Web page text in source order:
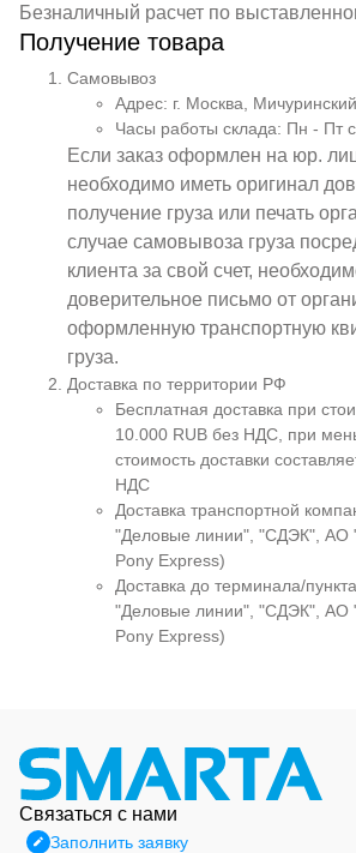
Безналичный расчет по
Получение товара
Самовывоз
Адрес: г. Москва,
Часы работы склада: Пн - Пт
Если заказ оформлен на юр.
необходимо иметь оригинал
получение груза или печать
случае самовывоза груза
клиента за свой счет,
доверительное письмо от
оформленную транспортную
груза.
Доставка по территории РФ
Бесплатная доставка при
10.000 RUB без НДС, при
стоимость доставки
НДС
Доставка транспортной
"Деловые линии", "СДЭК",
Pony Express)
Доставка до терминала/
"Деловые линии", "СДЭК",
Pony Express)
Связаться с нами
Заполнить заявку